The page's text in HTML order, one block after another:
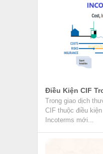
Điều Kiện CIF
Trong giao dịch
CIF thuộc điều
Incoterms mới...